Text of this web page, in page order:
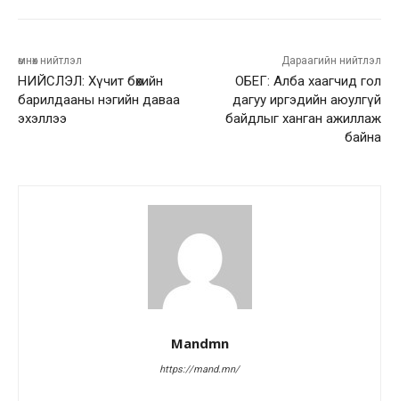
өмнөх нийтлэл
НИЙСЛЭЛ: Хүчит бөхийн
барилдааны нэгийн даваа
эхэллээ
Дараагийн нийтлэл
ОБЕГ: Алба хаагчид гол
дагуу иргэдийн аюулгүй
байдлыг ханган ажиллаж
байна
Mandmn
https://mand.mn/